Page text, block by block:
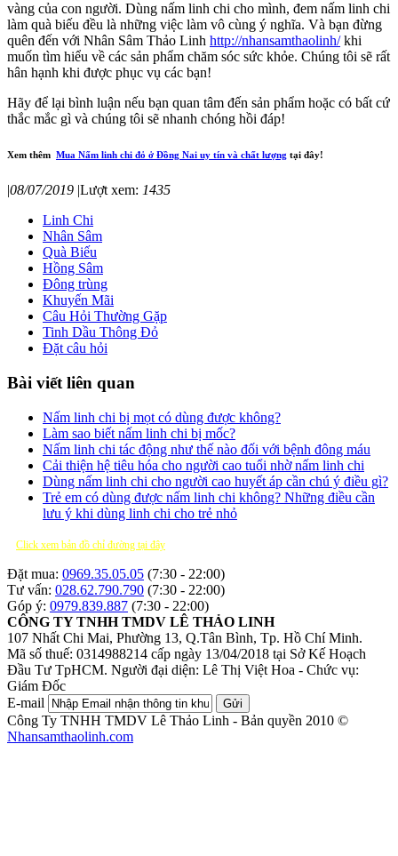
vàng của con người. Dùng nấm linh chi cho mình, đem nấm linh chi
làm quà biếu đều là những việc làm vô cùng ý nghĩa. Và bạn đừng
quên đến với Nhân Sâm Thảo Linh http://nhansamthaolinh/khi
muốn tìm hiểu về các sản phẩm chăm sóc sức khỏe. Chúng tôi sẽ rất
hân hạnh khi được phục vụ các bạn!
Hãy để lại bình luận nếu bạn quan tâm đến sản phẩm hoặc có bất cứ
thắc mắc gì và chúng tôi sẽ nhanh chóng hồi đáp!
Xem thêm Mua Nấm linh chi đỏ ở Đồng Nai uy tín và chất lượng tại đây!
|08/07/2019 |Lượt xem: 1435
Linh Chi
Nhân Sâm
Quà Biếu
Hồng Sâm
Đông trùng
Khuyến Mãi
Câu Hỏi Thường Gặp
Tinh Dầu Thông Đỏ
Đặt câu hỏi
Bài viết liên quan
Nấm linh chi bị mọt có dùng được không?
Làm sao biết nấm linh chi bị mốc?
Nấm linh chi tác động như thế nào đối với bệnh đông máu
Cải thiện hệ tiêu hóa cho người cao tuổi nhờ nấm linh chi
Dùng nấm linh chi cho người cao huyết áp cần chú ý điều gì?
Trẻ em có dùng được nấm linh chi không? Những điều cần
lưu ý khi dùng linh chi cho trẻ nhỏ
Click xem bản đồ chỉ đường tại đây
Đặt mua: 0969.35.05.05 (7:30 - 22:00)
Tư vấn: 028.62.790.790 (7:30 - 22:00)
Góp ý: 0979.839.887 (7:30 - 22:00)
CÔNG TY TNHH TMDV LÊ THẢO LINH
107 Nhất Chi Mai, Phường 13, Q.Tân Bình, Tp. Hồ Chí Minh.
Mã số thuế: 0314988214 cấp ngày 13/04/2018 tại Sở Kế Hoạch
Đầu Tư TpHCM. Người đại diện: Lê Thị Việt Hoa - Chức vụ:
Giám Đốc
E-mail
Gửi
Công Ty TNHH TMDV Lê Thảo Linh - Bản quyền 2010 ©
Nhansamthaolinh.com